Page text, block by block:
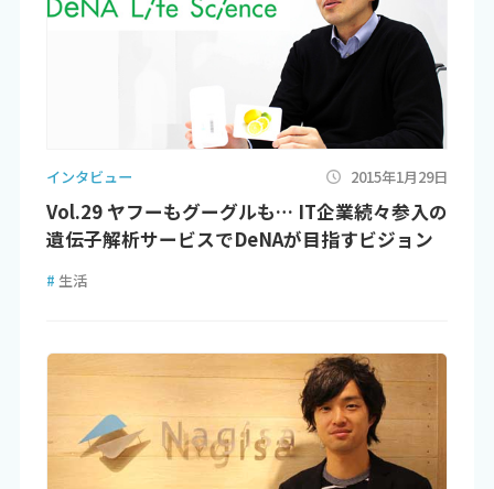
インタビュー 2015年1月29日
Vol.29 ヤフーもグーグルも… IT企業続々参入の
遺伝子解析サービスでDeNAが目指すビジョン
# 生活